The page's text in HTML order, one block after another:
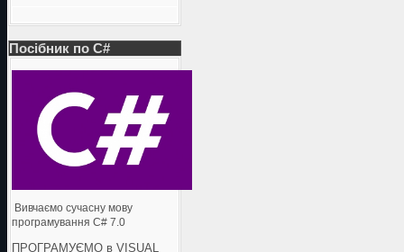
Посібник по C#
Вивчаємо сучасну мову
програмування C# 7.0
ПРОГРАМУЄМО в VISUAL